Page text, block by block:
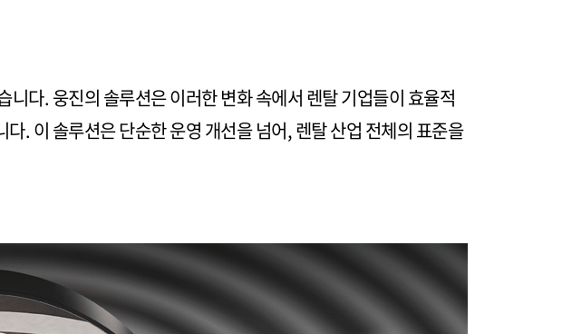
다. 웅진의 솔루션은 이러한 변화 속에서 렌탈 기업들이 효율적
. 이 솔루션은 단순한 운영 개선을 넘어, 렌탈 산업 전체의 표준을